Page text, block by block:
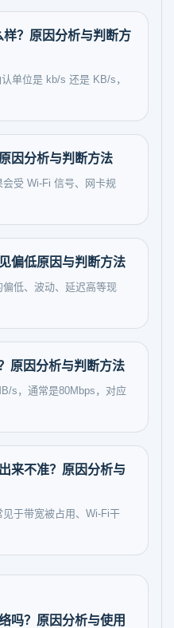
？原因分析与判断方
单位是 kb/s 还是 KB/s，
因分析与判断方法
受 Wi-Fi 信号、网卡规
偏低原因与判断方法
低、波动、延迟高等现
原因分析与判断方法
s，通常是80Mbps，对应
来不准？原因分析与
于带宽被占用、Wi-Fi干
吗？原因分析与使用